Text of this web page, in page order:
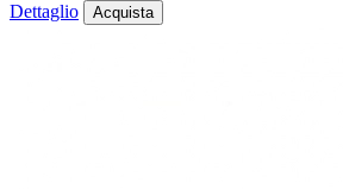
Dettaglio Acquista